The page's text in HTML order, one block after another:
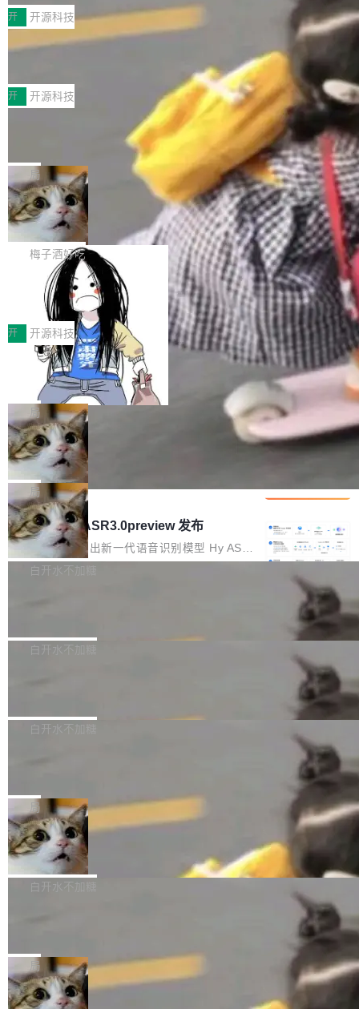
MPComm将作为一种传输引擎接入Mooncake T
ENT，实现零拷贝传输性能提升30%、非零拷贝
传输性能最高提升5倍。UCL-MPComm底层基
于自研UCL-Engine通信引擎，后续腾讯网平将
持续开源更多基于UCL-Engine的高性能通信组
件。 腾讯网平团队在UCL-MPComm中实现了一
个独立于业务线程的全局通信引擎（Engine），
型案例入选名单》，深信服“面向企业研发场景的
开源 AI 编程平台 CoStrict 应用”凭借卓越的技术
创新与落地成效成功入选。 全链路私有化部署，
助力企业AI研发安全落地 当前，越来越多企业已
经开始引入 AI Coding 工具，通过调用公有云模
型或企业内部部署模型提升研发效率。但随着 AI
Coding 从个人辅助工具逐步走向团队级、组织
级应用，企业在规模化落地过程中，对安全性、
可控性和代码质量提出了更高要求。 首先是数据
安全与合规要求。对于大多数普通研发场景，公
有云模型能够满足快速试用和效率提升的需求。
但对于金融、能源、医疗等对数据安全要求较...
开 开源科技
深信服AI算力网关入选工信部人工智能
前不久，工业和信息化部正式发布《2025年人工
智能应用典型案例名单》，集中展示人工智能在
各领域的应用成果，覆盖技术底座、行业赋能、
产品应用、支撑保障、专题等五大方向。深信服
AI算力网关（AI创新平台）成功入选！ 随着各行
各业的Agent走向规模化建设，算力构成形态逐
渐丰富，用户关注的重点也在发生变化：不只是
让AI用起来，还要进一步看清混合算力时代下，
Token花在哪里、算力是否被充分利用，以及持
续增长的AI成本该如何优化。 深信服AI算力网关
正是围绕这些实际问题，从Token治理和成本治
理两个方面，让用户的每一份算力都看得清、管
得住、用得稳、省得下、更安全！ 一、从现在开
始，Token使用一目...
开 开源科技
Jeff Dean 离开 Google：一个时代的结
束，一个实验室的开始
Google 员工编号 20。MapReduce 作者之一。
Bigtable 作者之一。TensorFlow 的作者之一。
Gemini 的架构师。Google 首席科学家。 Jeff D
ean 在 Google 工作了 27 年后，宣布离职。 他
不是一个人走。一同离开的还有 Sanjay Ghema
wat（Google 员工编号 23，Jeff Dean 二十多
年的编程搭档，MapReduce 和 Bigtable 的共同
作者）、Quoc Le（Google 大脑核心成员，Se
q2Seq 和 DocAI 的共同发明人）以及 Oriol Vin
yals（Gemini 联合负责人，AlphaSta...
局
🔥 SolonCode v2026.8.4 发布：界面
字体可调、22 种语言、记忆搜索增强
打开终端就能上岗的全中文编码智能体，这一轮
把「看得清、用母语、记得住」三件事一次补
齐。 SolonCode 是什么 SolonCode 是杭州无
耳科技研发的企业级终端编码智能体——一位全
中文驱动的数字员工，自主理解需求、规划步
骤、编写代码。不挑模型、不挑平台，curl 一行
装完即用。 开源地址：Gitee · GitCode · GitHu
b 安装 支持 Java 8+（8~26）、macOS / Linu
x / Windows / Harmony PC。 # macOS / Linu
x / Harmony PC curl -fsSL https://solon.noea
r.org/solon...
梅子酒好吃
让“代码语义理解”深度释放AI Coding
价值潜能：华为云码道（CodeArts）
代码仓技术解析
一、代码仓深度理解技术的作用与价值 在软件工
程实践中，代码仓是企业核心知识资产的主要载
体。企业级代码仓库通常包含数十万乃至数百万
个文件，其规模远超单次模型调用可承载的上下
文窗口。随着项目规模的持续扩张与代码历史的
不断累积，代码仓中的模块关系、接口契约、业
务逻辑等关键信息往往分散于数十乃至数百个文
件之中，形成高度复杂的知识关联网络。传统的
代码检索手段（如关键词匹配、目录遍历）仅能
在语法层面完成文本定位，难以触及代码的语义
内涵与结构关联，导致开发者使用代码智能体在
理解大规模代码仓时面临显著"代码仓理解"瓶
颈。 代码仓深度理解服务（以下简称" CodeBas
e深度理解服务"）是华为云码道（CodeA...
开 开源科技
一条“删库”命令跑 17 小时，算法工程
师删光 89TB 数据只为干私活
最高人民检察院8月4日公布了一起案件：北京一
名90后算法工程师王某，为了给自己接的私活腾
服务器空间，删光了公司AI游戏部门的全部核心
数据。 王某2024年1月入职东城区某科技公司AI
短剧部门，有互联网大厂背景。在公司内部架构
调整期间，部门三次通知全员将数据从A集群迁
移到B集群，王某都回复了"收到"。 他没有迁移
数据。2024年9月3日下午4点，他使用此前登录
的账号密码进入A集群，输入了一条被程序员圈
称为"删库跑路"的命令——最高管理员权限、无
自研的多个文生3D和...
局
Cloudflare 分享推理优化实践：KV ca
che 量化 + 权重压缩，吞吐量提升 4
1%，成本降 30%
Kimi 和 GLM 是当前最强的大模型系列之一，但
它们有一个共同的问题：太吃显存了。月之暗面
的 Kimi K 系列和智谱的 GLM 都是长上下文、M
oE 架构的大模型，好用到让人上瘾，但 GPU 显
存永远不够用。 Cloudflare 的 Workers AI 团队
一直在跑这些模型的推理。他们在官方博客上发
整性保护。效果是：吞吐量提升 41%，每 token
局
腾讯混元 Hy ASR3.0preview 发布
腾讯混元正式推出新一代语音识别模型 Hy ASR
3.0preview。基于最新一代大语言模型 Hy3 的
让语音识别不再只是听清，而是真正听懂。通过
w 不要求标准普通话，方言识别覆盖粤语、吴语
白开水不加糖
新和少量网页兼容性修复版本。 Changes/fixe
容提供的字体时出现的几个问题 为避免音频加
质的最低采样率）的音频格式将被拒绝 修复了 C
SS 圆角虚线样式中可能存在的问题 如果表单中
的图像元素不在同一个子树中，则它们将不再关
联 加...
白开水不加糖
发布的 Release Notes，他利用 AI 工具（如 Co
最强的若干项。对于尚未正式发版的 PG 19，则
通过拉取过去一年内（从 PG 18 Beta1 时间点
至今）的所有 commit，同样交由 AI 分析提炼。
经过人工复核，准确度令人满意。这一方法也为
社区爱好者提供了高效跟踪新版本的思路。
白开水不加糖
维护工作一直与我的日常工作、家务、社交生活
和休闲娱乐竞争时间。" 这是 libexpat 维护者 S
ebastian Pipping 写在博客里的话。8 月 4 日，
他宣布了一个新消息：从 2026 年 8 月 1 日起，
他可以全职维护 libexpat 了，最长 6 个月。发
库之一。你的操作系统、浏览器、无数的基础设
施软件，很可能都在用它。而过去十年，维护它
的人一直在用业余...
局
Firefox 153.0.3 发布
Firefox 153.0.3 现已发布，具体更新内容如
下： New Smart Window 包含多项增强功能：
gi?id=2019042">Bug&nbsp;2019042</a>）</l
i> <li>现在，助手可以直接使用 Exa 的网络搜索
结果回答问题，而无需将问题转交给搜索引擎。
白开水不加糖
的 npm 包。项目的核心论点是：容器不适合 Ag
ent 计算。真正适合的，是 Isolate。 Cloudflare
工程师在这件事上没什么可谦虚的——他们用 W
局
OpenAI 公开邮件和聊天记录回应苹果